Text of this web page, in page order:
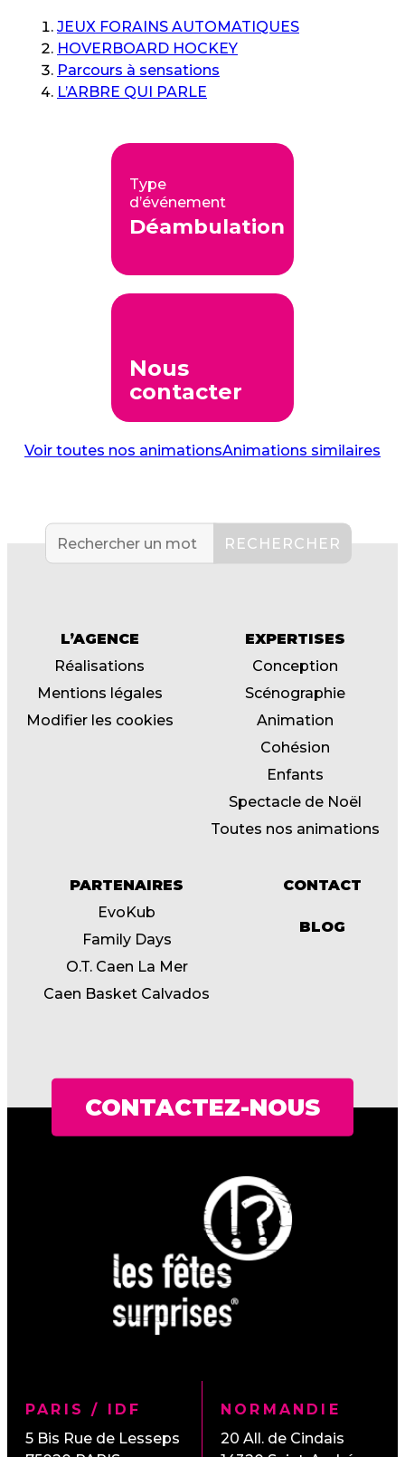
JEUX FORAINS AUTOMATIQUES
HOVERBOARD HOCKEY
Parcours à sensations
L’ARBRE QUI PARLE
Type
d’événement
Déambulation
Nous
contacter
Voir toutes nos animationsAnimations similaires
L’AGENCE
Réalisations
Mentions légales
Modifier les cookies
EXPERTISES
Conception
Scénographie
Animation
Cohésion
Enfants
Spectacle de Noël
Toutes nos animations
PARTENAIRES
EvoKub
Family Days
O.T. Caen La Mer
Caen Basket Calvados
CONTACT
BLOG
CONTACTEZ-NOUS
PARIS / IDF
5 Bis Rue de Lesseps
NORMANDIE
20 All. de Cindais